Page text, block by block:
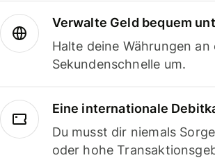
Verwalte Geld bequem
Halte deine Währungen
Sekundenschnelle um.
Eine internationale
Du musst dir niemals
oder hohe